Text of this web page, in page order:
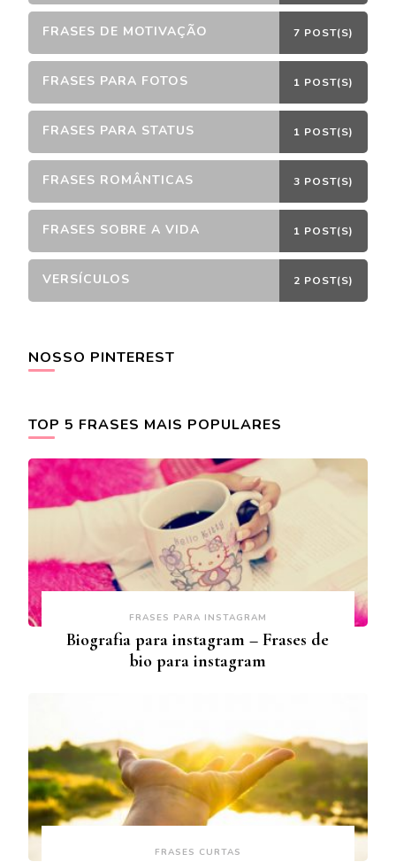
FRASES DE MOTIVAÇÃO 7 POST(S)
FRASES PARA FOTOS 1 POST(S)
FRASES PARA STATUS 1 POST(S)
FRASES ROMÂNTICAS 3 POST(S)
FRASES SOBRE A VIDA 1 POST(S)
VERSÍCULOS 2 POST(S)
NOSSO PINTEREST
TOP 5 FRASES MAIS POPULARES
FRASES PARA INSTAGRAM
Biografia para instagram – Frases de
bio para instagram
FRASES CURTAS